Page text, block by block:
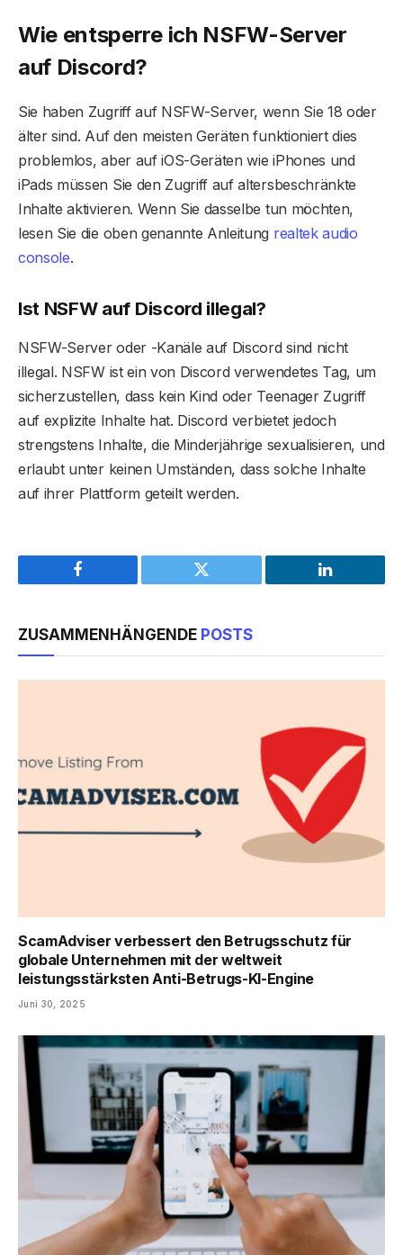
Wie entsperre ich NSFW-Server
auf Discord?
Sie haben Zugriff auf NSFW-Server, wenn Sie 18 oder
älter sind. Auf den meisten Geräten funktioniert dies
problemlos, aber auf iOS-Geräten wie iPhones und
iPads müssen Sie den Zugriff auf altersbeschränkte
Inhalte aktivieren. Wenn Sie dasselbe tun möchten,
lesen Sie die oben genannte Anleitung realtek audio
console.
Ist NSFW auf Discord illegal?
NSFW-Server oder -Kanäle auf Discord sind nicht
illegal. NSFW ist ein von Discord verwendetes Tag, um
sicherzustellen, dass kein Kind oder Teenager Zugriff
auf explizite Inhalte hat. Discord verbietet jedoch
strengstens Inhalte, die Minderjährige sexualisieren, und
erlaubt unter keinen Umständen, dass solche Inhalte
auf ihrer Plattform geteilt werden.
Facebook Twitter LinkedIn
ZUSAMMENHÄNGENDE POSTS
ScamAdviser verbessert den Betrugsschutz für
globale Unternehmen mit der weltweit
leistungsstärksten Anti-Betrugs-KI-Engine
Juni 30, 2025